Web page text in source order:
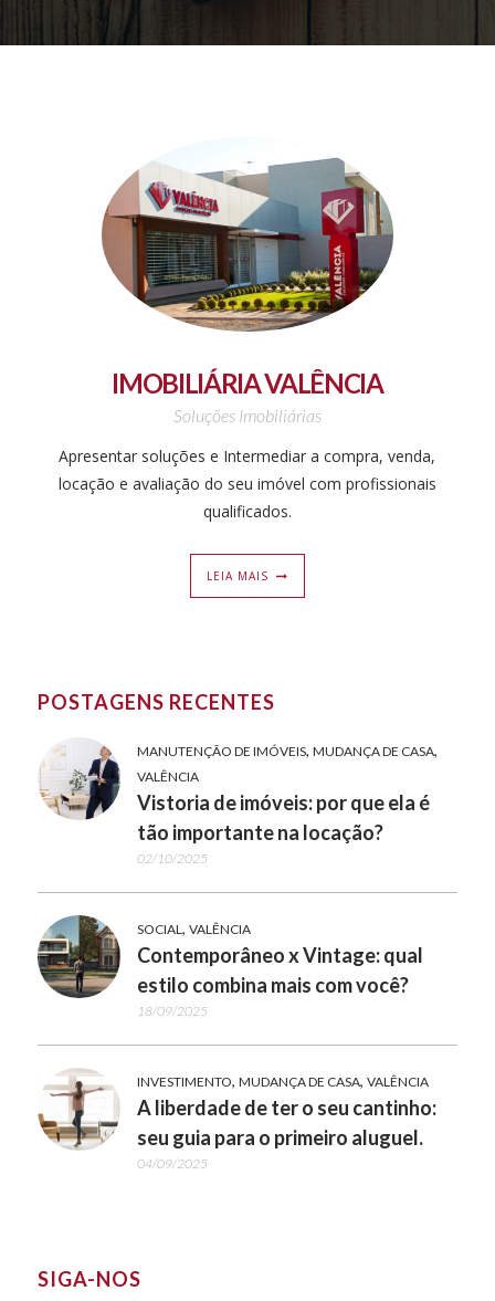
IMOBILIÁRIA VALÊNCIA
Soluções Imobiliárias
Apresentar soluções e Intermediar a compra, venda,
locação e avaliação do seu imóvel com profissionais
qualificados.
LEIA MAIS
POSTAGENS RECENTES
MANUTENÇÃO DE IMÓVEIS, MUDANÇA DE CASA,
VALÊNCIA
Vistoria de imóveis: por que ela é
tão importante na locação?
02/10/2025
SOCIAL, VALÊNCIA
Contemporâneo x Vintage: qual
estilo combina mais com você?
18/09/2025
INVESTIMENTO, MUDANÇA DE CASA, VALÊNCIA
A liberdade de ter o seu cantinho:
seu guia para o primeiro aluguel.
04/09/2025
SIGA-NOS